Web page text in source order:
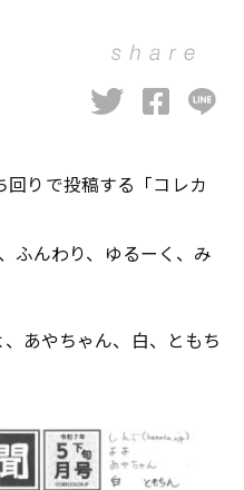
回りで投稿する「コレカ
ふんわり、ゆるーく、み
あやちゃん、白、ともち